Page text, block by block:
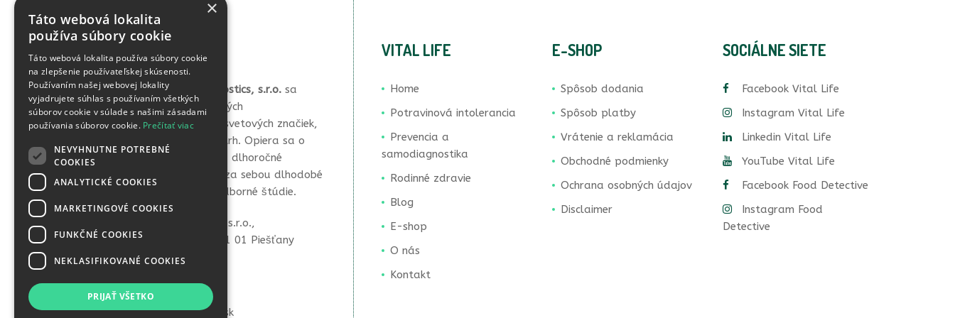
SpoločnosťVital Life Diagnostics, s.r.o. sa
špecializuje na výber kvalitných
samodiagnostických testov svetových značiek,
ktoré prináša na slovenský trh. Opiera sa o
silných partnerov, ktorí majú dlhoročné
skúsenosti v tejto oblasti a za sebou dlhodobé
laboratórne testovanie a odborné štúdie.
VITAL LIFE diagnostics, s.r.o.,
Hviezdoslavova 36, 921 01 Piešťany
info@vital-life.sk
+421 907 438 484
https://www.vital-life.sk
VITAL LIFE
Home
Potravinová intolerancia
Prevencia a
samodiagnostika
Rodinné zdravie
Blog
E-shop
O nás
Kontakt
E-SHOP
Spôsob dodania
Spôsob platby
Vrátenie a reklamácia
Obchodné podmienky
Ochrana osobných údajov
Disclaimer
SOCIÁLNE SIETE
Facebook Vital Life
Instagram Vital Life
Linkedin Vital Life
YouTube Vital Life
Facebook Food Detective
Instagram Food
Detective
×
Táto webová lokalita
používa súbory cookie
Táto webová lokalita používa súbory cookie
na zlepšenie používateľskej skúsenosti.
Používaním našej webovej lokality
vyjadrujete súhlas s používaním všetkých
súborov cookie v súlade s našimi zásadami
používania súborov cookie. Prečítať viac
NEVYHNUTNE POTREBNÉ
COOKIES
ANALYTICKÉ COOKIES
MARKETINGOVÉ COOKIES
FUNKČNÉ COOKIES
NEKLASIFIKOVANÉ COOKIES
PRIJAŤ VŠETKO